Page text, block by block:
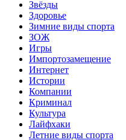
Звёзды
Здоровье
Зимние виды спорта
ЗОЖ
Игры
Импортозамещение
Интернет
Истории
Компании
Криминал
Культура
Лайфхаки
Летние виды спорта